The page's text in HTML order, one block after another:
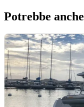
Potrebbe anche